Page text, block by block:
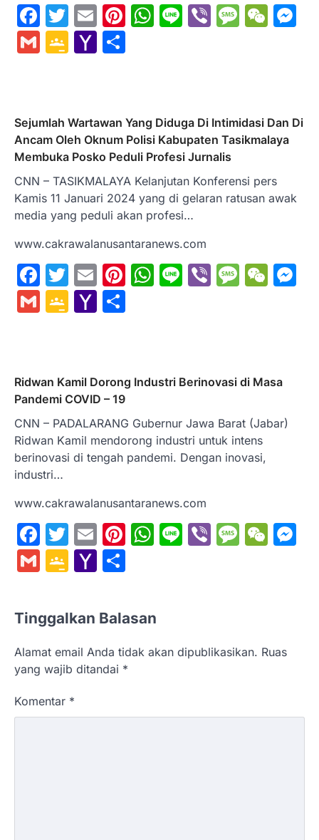
Facebook
Twitter
EmailPinterest
WhatsApp
LineViber
GmailGoogle
Yahoo
Sejumlah Wartawan Yang Diduga Di Intimidasi Dan Di
Ancam Oleh Oknum Polisi Kabupaten Tasikmalaya
Membuka Posko Peduli Profesi Jurnalis
CNN – TASIKMALAYA Kelanjutan Konferensi pers
Kamis 11 Januari 2024 yang di gelaran ratusan awak
media yang peduli akan profesi…
www.cakrawalanusantaranews.com
Facebook
Twitter
EmailPinterest
WhatsApp
LineViber
GmailGoogle
Yahoo
Ridwan Kamil Dorong Industri Berinovasi di Masa
Pandemi COVID – 19
CNN – PADALARANG Gubernur Jawa Barat (Jabar)
Ridwan Kamil mendorong industri untuk intens
berinovasi di tengah pandemi. Dengan inovasi,
industri…
www.cakrawalanusantaranews.com
Facebook
Twitter
EmailPinterest
WhatsApp
LineViber
GmailGoogle
Yahoo
Tinggalkan Balasan
Alamat email Anda tidak akan dipublikasikan. Ruas
yang wajib ditandai *
Komentar *